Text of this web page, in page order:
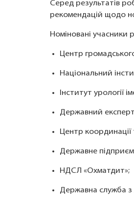
Серед результатів
рекомендацій щодо
Номіновані учасники
Центр
Національний
Інститут урології
Державний
Центр координації
Державне
НДСЛ «Охматдит»;
Державна служба з